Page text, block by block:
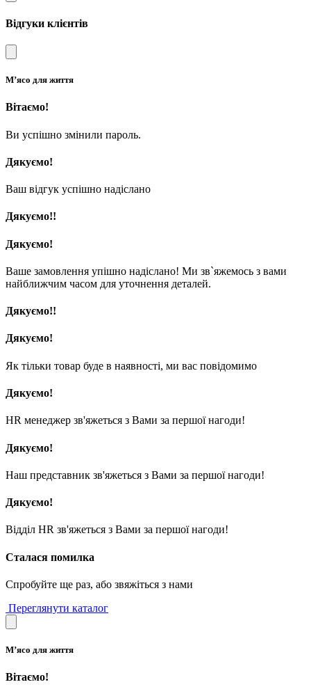
Відгуки клієнтів
М’ясо для життя
Вітаємо!
Ви успішно змінили пароль.
Дякуємо!
Ваш відгук успішно надіслано
Дякуємо!!
Дякуємо!
Ваше замовлення упішно надіслано! Ми зв`яжемось з вами
найближчим часом для уточнення деталей.
Дякуємо!!
Дякуємо!
Як тільки товар буде в наявності, ми вас повідомимо
Дякуємо!
HR менеджер зв'яжеться з Вами за першої нагоди!
Дякуємо!
Наш представник зв'яжеться з Вами за першої нагоди!
Дякуємо!
Відділ HR зв'яжеться з Вами за першої нагоди!
Сталася помилка
Спробуйте ще раз, або звяжіться з нами
Переглянути каталог
М’ясо для життя
Вітаємо!